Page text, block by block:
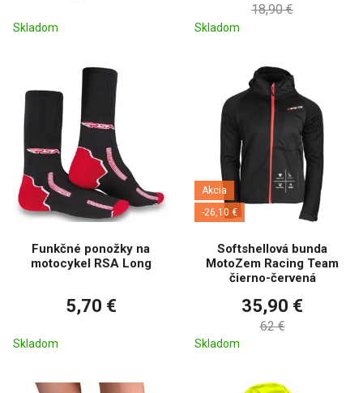
Skladom
18,90 €
Skladom
Funkčné ponožky na
motocykel RSA Long
5,70 €
Skladom
Akcia
-26,10 €
Softshellová bunda
MotoZem Racing Team
čierno-červená
35,90 €
62 €
Skladom